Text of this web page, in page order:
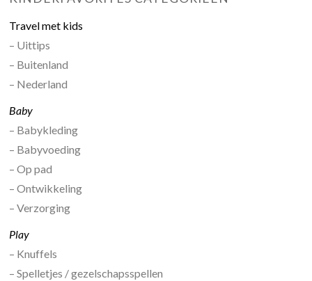
Travel met kids
– Uittips
– Buitenland
– Nederland
Baby
– Babykleding
– Babyvoeding
– Op pad
– Ontwikkeling
– Verzorging
Play
– Knuffels
– Spelletjes / gezelschapsspellen